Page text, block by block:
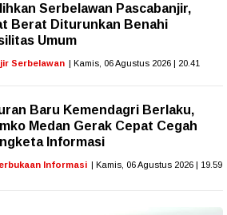
Serbelawan Pascabanjir,
Berat Diturunkan Benahi
Umum
Serbelawan | Kamis, 06 Agustus 2026 | 20.41
Baru Kemendagri Berlaku,
Medan Gerak Cepat Cegah
Informasi
Informasi | Kamis, 06 Agustus 2026 | 19.59